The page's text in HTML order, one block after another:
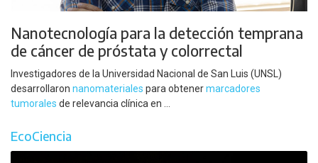
Nanotecnología para la detección temprana
de cáncer de próstata y colorrectal
Investigadores de la Universidad Nacional de San Luis (UNSL)
desarrollaron nanomateriales para obtenermarcadores
tumorales de relevancia clínica en ...
EcoCiencia